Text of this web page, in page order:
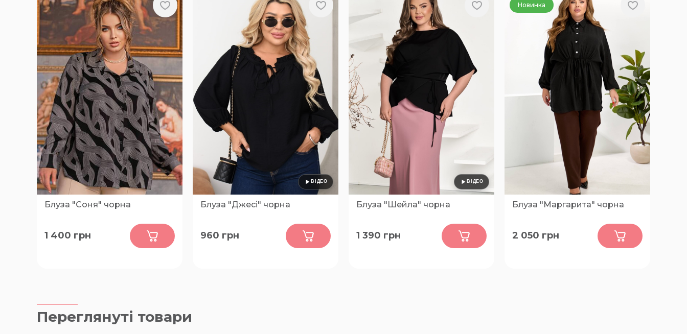
Блуза "Соня" чорна
1 400 грн
Блуза "Джесі" чорна
48-50, 52-54, 56-58, 60-62
960 грн
Блуза "Шейла" чорна
50-52, 54-56, 46-48, 58-60, 62-64,
1 390 грн
Новинка
Блуза "Маргарита" чорна
56-58, 60-62, 64-66, 68-70
2 050 грн
Переглянуті товари